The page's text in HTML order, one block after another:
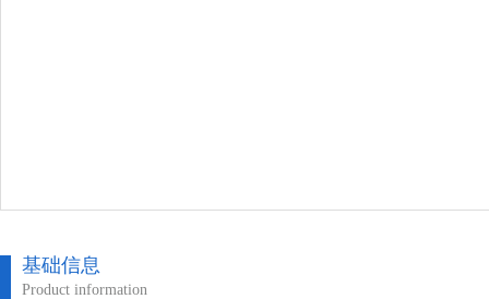
基础信息
Product information